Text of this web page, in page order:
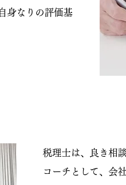
身なりの評価基
税理士は、良き相
コーチとして、会